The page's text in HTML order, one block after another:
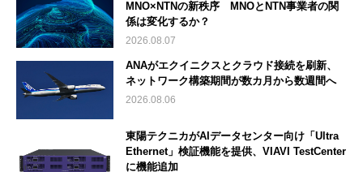
MNO×NTNの新秩序 MNOとNTN事業者の関
係は変化するか？
2026.08.07
ANAがエクイニクスとクラウド接続を刷新、
ネットワーク構築期間が数カ月から数週間へ
2026.08.06
東陽テクニカがAIデータセンター向け「Ultra
Ethernet」検証機能を提供、VIAVI TestCenter
に機能追加